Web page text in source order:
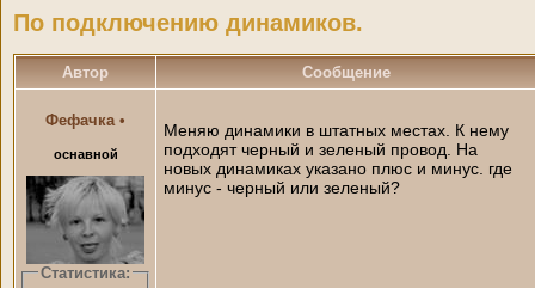
По подключению динамиков.
Автор Сообщение
Фефачка •
оснавной
Статистика:
Меняю динамики в штатных местах. К нему
подходят черный и зеленый провод. На
новых динамиках указано плюс и минус. где
минус - черный или зеленый?